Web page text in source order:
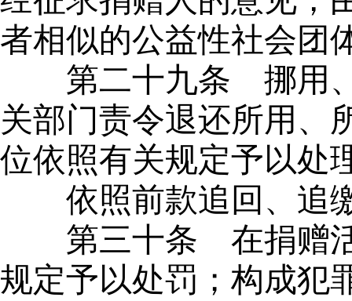
者相似的公益性社会团
第二十九条 挪用
关部门责令退还所用、
位依照有关规定予以处
依照前款追回、追
第三十条 在捐赠
规定予以处罚；构成犯